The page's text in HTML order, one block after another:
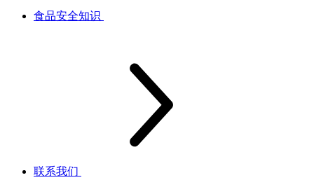
食品安全知识
联系我们